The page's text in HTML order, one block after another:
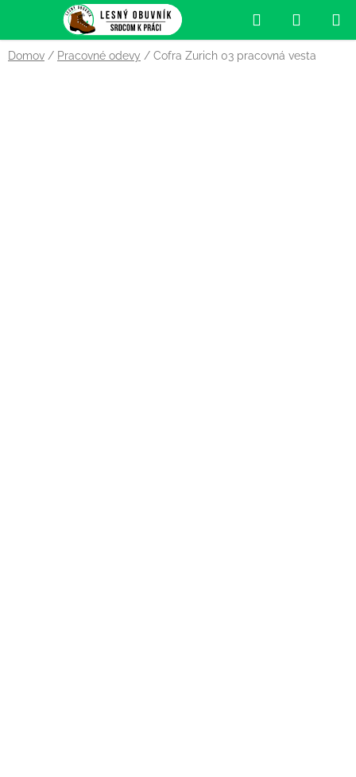
obsah
Hľadať
KOŠÍK
Domov / Pracovné odevy / Cofra Zurich 03 pracovná vesta